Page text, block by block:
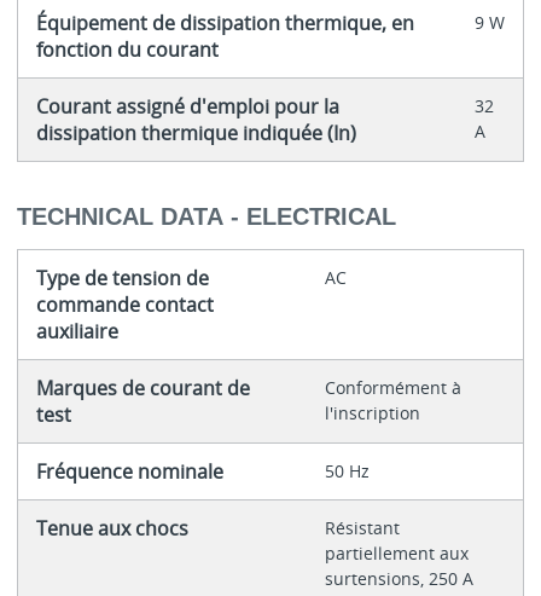
Équipement de dissipation thermique, en
fonction du courant
9 W
Courant assigné d'emploi pour la
dissipation thermique indiquée (In)
32
A
TECHNICAL DATA - ELECTRICAL
Type de tension de
commande contact
auxiliaire
AC
Marques de courant de
test
Conformément à
l'inscription
Fréquence nominale 50 Hz
Tenue aux chocs
Résistant
partiellement aux
surtensions, 250 A